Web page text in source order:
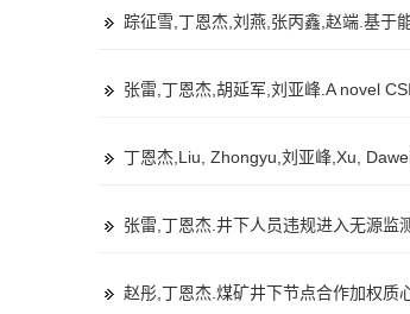
踪征雪,丁恩杰,刘燕,张丙鑫,赵端.基于
张雷,丁恩杰,胡延军,刘亚峰.A novel
丁恩杰,Liu, Zhongyu,刘亚峰,Xu,
张雷,丁恩杰.井下人员违规进入无源监
赵彤,丁恩杰.煤矿井下节点合作加权质